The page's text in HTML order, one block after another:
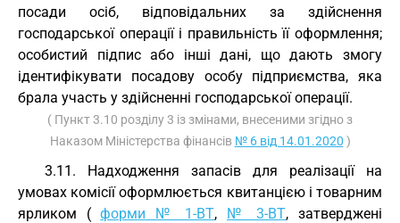
посади осіб, відповідальних за здійснення
господарської операції і правильність її оформлення;
особистий підпис або інші дані, що дають змогу
ідентифікувати посадову особу підприємства, яка
брала участь у здійсненні господарської операції.
( Пункт 3.10 розділу 3 із змінами, внесеними згідно з
Наказом Міністерства фінансів № 6 від 14.01.2020 )
3.11. Надходження запасів для реалізації на
умовах комісії оформлюється квитанцією і товарним
ярликом (форми № 1-ВТ, № 3-ВТ, затверджені